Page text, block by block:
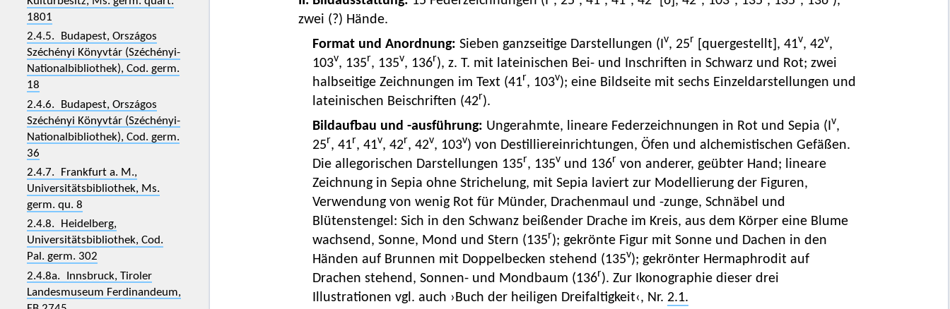
1801
2.4.5. Budapest, Országos
Széchényi Könyvtár (Széchényi-
Nationalbibliothek), Cod. germ.
18
2.4.6. Budapest, Országos
Széchényi Könyvtár (Széchényi-
Nationalbibliothek), Cod. germ.
36
2.4.7. Frankfurt a. M.,
Universitätsbibliothek, Ms.
germ. qu. 8
2.4.8. Heidelberg,
Universitätsbibliothek, Cod.
Pal. germ. 302
2.4.8a. Innsbruck, Tiroler
Landesmuseum Ferdinandeum,
zwei (?) Hände.
Format und Anordnung: Sieben ganzseitige Darstellungen (Iv, 25r [quergestellt], 41v, 42v,
103v, 135r, 135v, 136r), z. T. mit lateinischen Bei- und Inschriften in Schwarz und Rot; zwei
halbseitige Zeichnungen im Text (41r, 103v); eine Bildseite mit sechs Einzeldarstellungen und
lateinischen Beischriften (42r).
Bildaufbau und -ausführung: Ungerahmte, lineare Federzeichnungen in Rot und Sepia (Iv,
25r, 41r, 41v, 42r, 42v, 103v) von Destilliereinrichtungen, Öfen und alchemistischen Gefäßen.
Die allegorischen Darstellungen 135r, 135v und 136r von anderer, geübter Hand; lineare
Zeichnung in Sepia ohne Strichelung, mit Sepia laviert zur Modellierung der Figuren,
Verwendung von wenig Rot für Münder, Drachenmaul und -zunge, Schnäbel und
Blütenstengel: Sich in den Schwanz beißender Drache im Kreis, aus dem Körper eine Blume
wachsend, Sonne, Mond und Stern (135r); gekrönte Figur mit Sonne und Dachen in den
Händen auf Brunnen mit Doppelbecken stehend (135v); gekrönter Hermaphrodit auf
Drachen stehend, Sonnen- und Mondbaum (136r). Zur Ikonographie dieser drei
Illustrationen vgl. auch ›Buch der heiligen Dreifaltigkeit‹, Nr. 2.1.